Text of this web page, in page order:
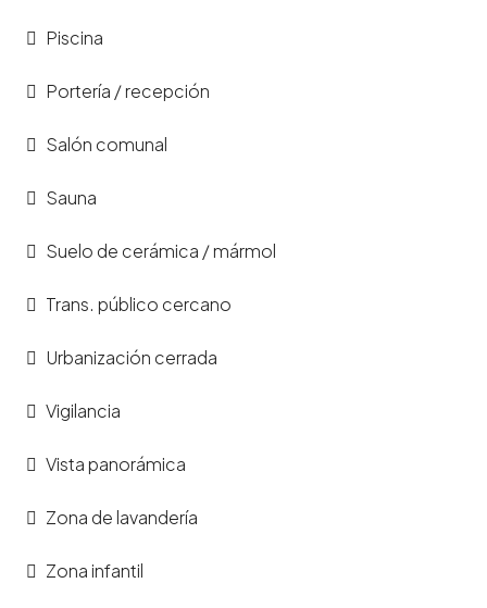
Piscina
Portería / recepción
Salón comunal
Sauna
Suelo de cerámica / mármol
Trans. público cercano
Urbanización cerrada
Vigilancia
Vista panorámica
Zona de lavandería
Zona infantil